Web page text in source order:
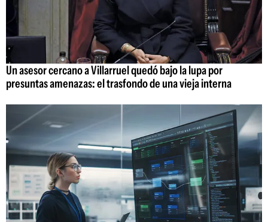
Un asesor cercano a Villarruel quedó bajo la lupa por
presuntas amenazas: el trasfondo de una vieja interna